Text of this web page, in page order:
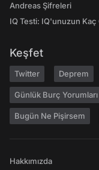
Andreas Şifreleri
IQ Testi: IQ'unuzun
Keşfet
Twitter Deprem
Günlük Burç Yorumları
Bugün Ne Pişirsem
Hakkımızda